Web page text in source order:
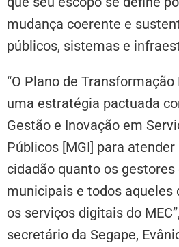
mudança coerente e
públicos, sistemas e
“O Plano de Transformação
uma estratégia pactuada
Gestão e Inovação em
Públicos [MGI] para
cidadão quanto os
municipais e todos aqueles
os serviços digitais do
secretário da Segape,